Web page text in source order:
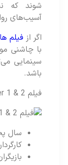
شوند که
آسیب‌های
اگر ازفیلم‌
با چاشنی
سینمایی
باشد.
فیلم Terrifier 1 & 2
سال پخش: